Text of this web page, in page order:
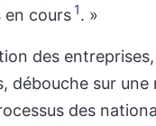
en cours 1. »
des
débouche sur une
des